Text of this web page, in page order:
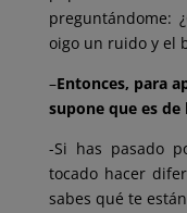
preguntándome:
oigo un ruido y el
–Entonces, para
supone que es de
-Si has pasado
tocado hacer
sabes qué te